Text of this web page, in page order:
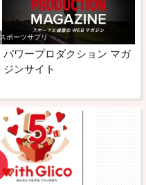
スポーツサプリ
パワープロダクション マガ
ジンサイト